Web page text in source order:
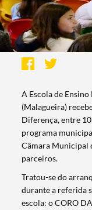
A Escola de
(Malagueira)
Diferença, entre
programa
Câmara Municipal
parceiros.
Tratou-se do
durante a referida
escola: o CORO